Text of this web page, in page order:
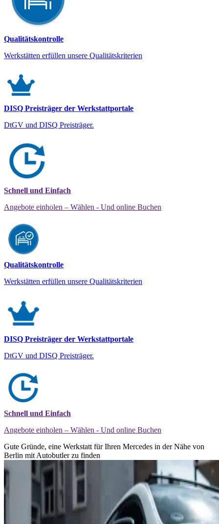
Qualitätskontrolle
Werkstätten erfüllen unsere Qualitätskriterien
DISQ Preisträger der Werkstattportale
DtGV und DISQ Preisträger.
Schnell und Einfach
Angebote einholen – Wählen - Und online Buchen
Qualitätskontrolle
Werkstätten erfüllen unsere Qualitätskriterien
DISQ Preisträger der Werkstattportale
DtGV und DISQ Preisträger.
Schnell und Einfach
Angebote einholen – Wählen - Und online Buchen
Gute Gründe, eine Werkstatt für Ihren Mercedes in der Nähe von
Berlin mit Autobutler zu finden